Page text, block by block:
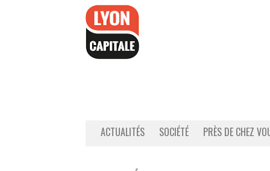
ACTUALITÉS SOCIÉTÉ PRÈS DE CHEZ